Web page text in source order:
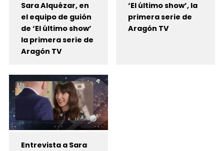
Sara Alquézar, en
el equipo de guión
de ‘El último show’
la primera serie de
Aragón TV
‘El último show’, la
primera serie de
Aragón TV
Entrevista a Sara